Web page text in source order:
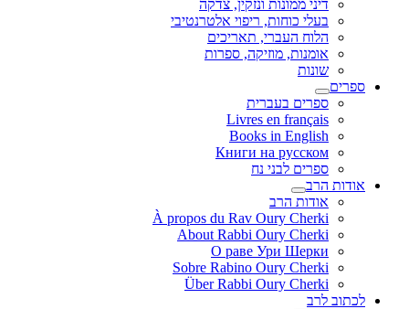
דיני ממונות ונזקין, צדקה
בעלי כוחות, ריפוי אלטרנטיבי
הלוח העברי, תאריכים
אומנות, מוזיקה, ספרות
שונות
ספרים
ספרים בעברית
Livres en français
Books in English
Книги на русском
ספרים לבני נח
אודות הרב
אודות הרב
À propos du Rav Oury Cherki
About Rabbi Oury Cherki
О раве Ури Шерки
Sobre Rabino Oury Cherki
Über Rabbi Oury Cherki
לכתוב לרב